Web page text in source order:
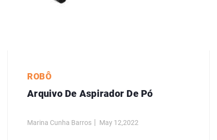
ROBÔ
Arquivo De Aspirador De Pó
Marina Cunha Barros May 12,2022